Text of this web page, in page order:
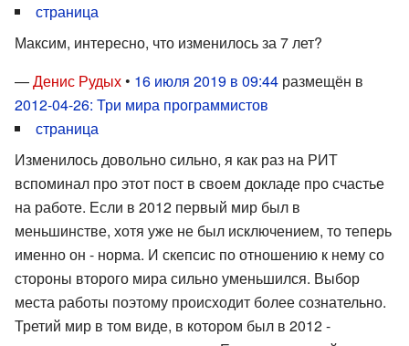
страница
Максим, интересно, что изменилось за 7 лет?
—Денис Рудых • 16 июля 2019 в 09:44 размещён в
2012-04-26: Три мира программистов
страница
Изменилось довольно сильно, я как раз на РИТ
вспоминал про этот пост в своем докладе про счастье
на работе. Если в 2012 первый мир был в
меньшинстве, хотя уже не был исключением, то теперь
именно он - норма. И скепсис по отношению к нему со
стороны второго мира сильно уменьшился. Выбор
места работы поэтому происходит более сознательно.
Третий мир в том виде, в котором был в 2012 -